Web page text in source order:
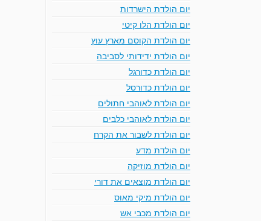
יום הולדת הישרדות
יום הולדת הלו קיטי
יום הולדת הקוסם מארץ עוץ
יום הולדת ידידותי לסביבה
יום הולדת כדורגל
יום הולדת כדורסל
יום הולדת לאוהבי חתולים
יום הולדת לאוהבי כלבים
יום הולדת לשבור את הקרח
יום הולדת מדע
יום הולדת מוזיקה
יום הולדת מוצאים את דורי
יום הולדת מיקי מאוס
יום הולדת מכבי אש